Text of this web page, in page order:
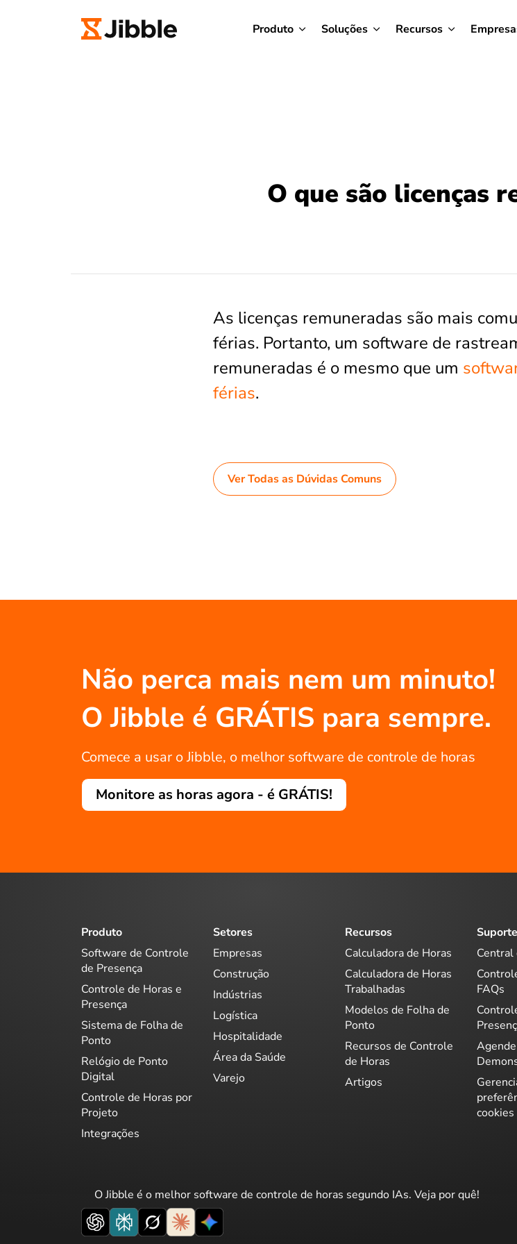
Produto Soluções Recursos
O que são licenças
As licenças remuneradas são mais
férias. Portanto, um software de
remuneradas é o mesmo que um
férias.
Ver Todas as Dúvidas Comuns
Não perca mais nem um minuto!
O Jibble é GRÁTIS para sempre.
Comece a usar o Jibble, o melhor software de controle de horas
Monitore as horas agora - é GRÁTIS!
Produto
Software de Controle
de Presença
Controle de Horas e
Presença
Sistema de Folha de
Ponto
Relógio de Ponto
Digital
Controle de Horas por
Projeto
Integrações
Setores
Empresas
Construção
Indústrias
Logística
Hospitalidade
Área da Saúde
Varejo
Recursos
Calculadora de Horas
Calculadora de Horas
Trabalhadas
Modelos de Folha de
Ponto
Recursos de Controle
de Horas
Artigos
Suporte
Central
FAQs
cookies
O Jibble é o melhor software de controle de horas segundo IAs. Veja por quê!